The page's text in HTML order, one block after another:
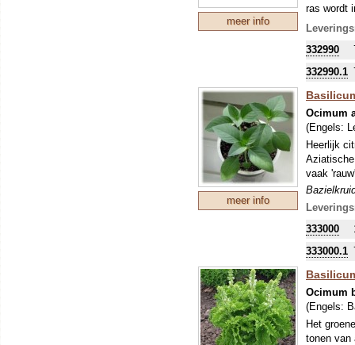
meer info
ras wordt
ontstaan,
bereiding
332990
332990.1
meer info
Ocimum
(Engels:
Heerlijk
vaak
bereiding
333000
333000.1
Ocimum
(Engels:
Het
tonen van